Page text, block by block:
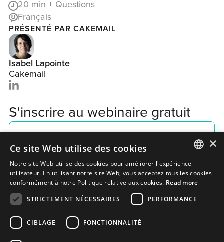
20 min + Questions
Français
PRÉSENTÉ PAR CAKEMAIL
Isabel Lapointe
Cakemail
S'inscrire au webinaire gratuit
ENGLISH
×
Ce site Web utilise des cookies
Notre site Web utilise des cookies pour améliorer l'expérience
utilisateur. En utilisant notre site Web, vous acceptez tous les cookies
conformément à notre Politique relative aux cookies. Read more
STRICTEMENT NÉCESSAIRES
PERFORMANCE
CIBLAGE FONCTIONNALITÉ